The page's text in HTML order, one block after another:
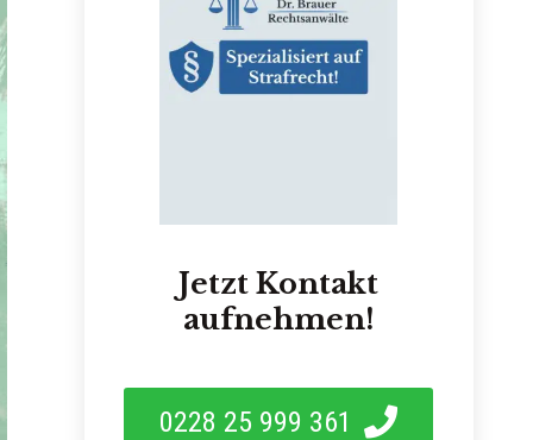
Jetzt Kontakt
aufnehmen!
0228 25 999 361